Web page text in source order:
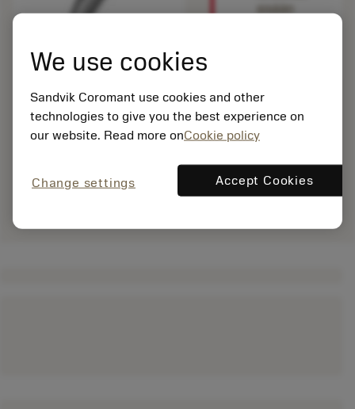
sisään
We use cookies
Sandvik Coromant use cookies and other
technologies to give you the best experience on
our website. Read more onCookie policy
Change settings Accept Cookies